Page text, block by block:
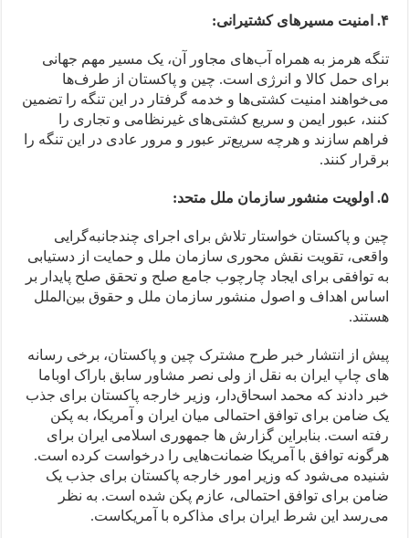
۴. امنیت مسیرهای کشتیرانی:
تنگه هرمز به همراه آب‌های مجاور آن، یک مسیر مهم جهانی
برای حمل کالا و انرژی است. چین و پاکستان از طرف‌ها
می‌خواهند امنیت کشتی‌ها و خدمه گرفتار در این تنگه را تضمین
کنند، عبور ایمن و سریع کشتی‌های غیرنظامی و تجاری را
فراهم سازند و هرچه سریع‌تر عبور و مرور عادی در این تنگه را
برقرار کنند.
۵. اولویت منشور سازمان ملل متحد:
چین و پاکستان خواستار تلاش برای اجرای چندجانبه‌گرایی
واقعی، تقویت نقش محوری سازمان ملل و حمایت از دستیابی
به توافقی برای ایجاد چارچوب جامع صلح و تحقق صلح پایدار بر
اساس اهداف و اصول منشور سازمان ملل و حقوق بین‌الملل
هستند.
پیش از انتشار خبر طرح مشترک چین و پاکستان، برخی رسانه
های چاپ ایران به نقل از ولی نصر مشاور سابق باراک اوباما
خبر دادند که محمد اسحاق‌دار، وزیر خارجه پاکستان برای جذب
یک ضامن برای توافق احتمالی میان ایران و آمریکا، به پکن
رفته است. بنابراین گزارش ها جمهوری اسلامی ایران برای
هرگونه توافق با آمریکا ضمانت‌هایی را درخواست کرده است.
شنیده می‌شود که وزیر امور خارجه پاکستان برای جذب یک
ضامن برای توافق احتمالی، عازم پکن شده است. به نظر
می‌رسد این شرط ایران برای مذاکره با آمریکاست.